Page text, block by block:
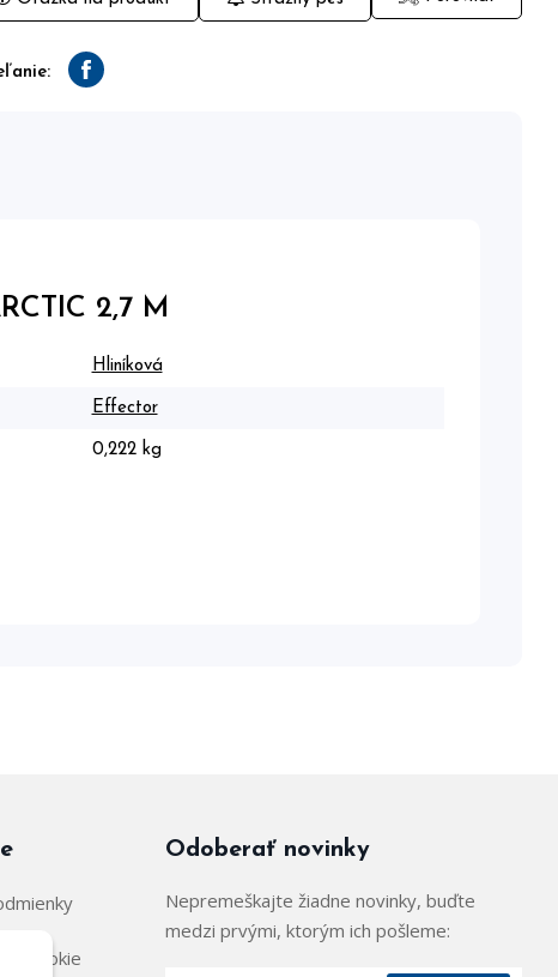
Facebook
2,7 M
Hliníková
Effector
0,222 kg
cookie
Odoberať novinky
Nepremeškajte žiadne novinky, buďte
medzi prvými, ktorým ich pošleme: